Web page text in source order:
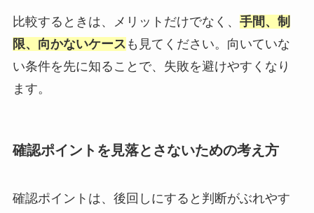
比較するときは、メリットだけでなく、 手間、制
限、向かないケース も見てください。向いていな
い条件を先に知ることで、失敗を避けやすくなり
ます。
確認ポイントを見落とさないための考え方
確認ポイントは、後回しにすると判断がぶれやす